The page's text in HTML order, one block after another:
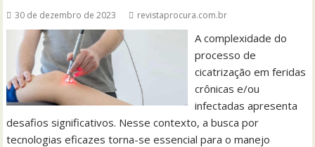
30 de dezembro de 2023 revistaprocura.com.br
A complexidade do
processo de
cicatrização em feridas
crônicas e/ou
infectadas apresenta
desafios significativos. Nesse contexto, a busca por
tecnologias eficazes torna-se essencial para o manejo